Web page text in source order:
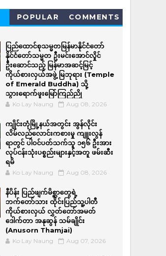
POPULAR COMMENTS
ပြည်ထောင်စုသမ္မတမြန်မာနိုင်ငံတော်
နိုင်ငံတော်သမ္မတ ဦးမင်းအောင်လှိုင်
ဦးဆောင်သည့် မြန်မာအဆင့်မြင့်
ကိုယ်စားလှယ်အဖွဲ့ မြဘုရား (Temple
of Emerald Buddha) သို့
သွားရောက်ဖူးမြော်ကြည်ညို
Ko Lay Naung Aug 08, 2026
ကျိုင်းတုံမြို့နယ်အတွင်း အွန်လိုင်း
လိမ်လည်လောင်းကစားမှု ကျူးလွန်
ရာတွင် ပါဝင်ပတ်သက်သူ ၁၅၆ ဦးအား
လုပ်ငန်းသုံးပစ္စည်းများနှင့်အတူ ဖမ်းဆီး
ရမိ
Ko Lay Naung Aug 08, 2026
နီပိန်း ပြည်ဖျက်မိစ္ဆာတွေရဲ့
ဘက်တော်သား ထိုင်းပြည်သူ့ပါတီ
ကိုယ်စားလှယ် လွှတ်တော်အမတ်
ဒေါက်တာ အနုဆွန် သမ်ချိုင်း
(Anusorn Thamjai)
Ko Lay Naung Aug 07, 2026